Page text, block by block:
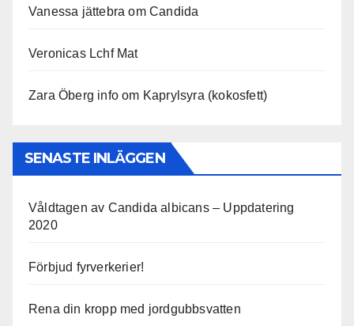
Vanessa jättebra om Candida
Veronicas Lchf Mat
Zara Öberg info om Kaprylsyra (kokosfett)
SENASTE INLÄGGEN
Våldtagen av Candida albicans – Uppdatering
2020
Förbjud fyrverkerier!
Rena din kropp med jordgubbsvatten